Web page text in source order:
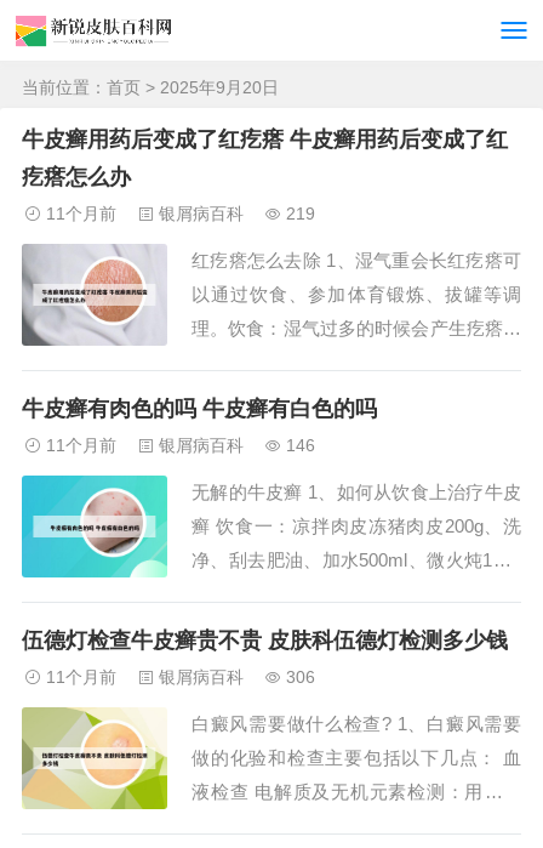
当前位置： 首页 > 2025年9月20日
牛皮癣用药后变成了红疙瘩 牛皮癣用药后变成了红
疙瘩怎么办
11个月前 银屑病百科 219
红疙瘩怎么去除 1、湿气重会长红疙瘩可
以通过饮食、参加体育锻炼、拔罐等调
理。饮食：湿气过多的时候会产生疙瘩，
的作用，达到调理的效果。参加体育锻
重。2、水土不服导致身上起红疙瘩且很
痒时，可通过以下...
牛皮癣有肉色的吗 牛皮癣有白色的吗
11个月前 银屑病百科 146
无解的牛皮癣 1、如何从饮食上治疗牛皮
癣 饮食一：凉拌肉皮冻猪肉皮200g、洗
净、刮去肥油、加水500ml、微火炖1。5
干丁以及适当调味品、待凉成冻、切块食
能治一切血毒病，比如血毒引起的牛皮
癣...
伍德灯检查牛皮癣贵不贵 皮肤科伍德灯检测多少钱
11个月前 银屑病百科 306
白癜风需要做什么检查? 1、白癜风需要
做的化验和检查主要包括以下几点： 血
液检查 电解质及无机元素检测：用于检